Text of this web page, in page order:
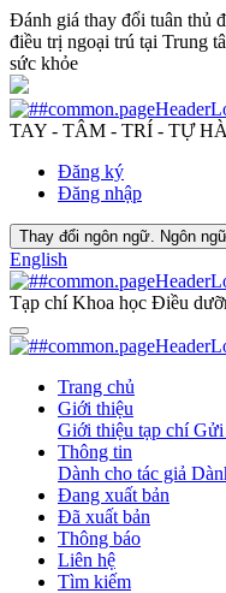
Đánh giá thay đổi tuân thủ
điều trị ngoại trú tại Trung
sức khỏe
TAY - TÂM - TRÍ - TỰ
Đăng ký
Đăng nhập
Thay đổi ngôn ngữ. Ngôn
English
Tạp chí Khoa học Điều
Trang chủ
Giới thiệu
Giới thiệu tạp chíGửi
Thông tin
Dành cho tác giả
Đang xuất bản
Đã xuất bản
Thông báo
Liên hệ
Tìm kiếm